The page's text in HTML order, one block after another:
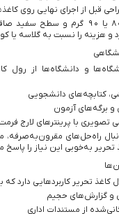
قبل از اجرای نهایی روی
کاغذ تحریر با گرماژ 80 یا 90
و هزینه را نسبت به گلاسه
و دانشگاه‌ها از رول
کتابچه‌های دانشجویی
و برگه‌های آزمون
تصویری با پرینترهای لارج
راه‌حل‌های مقرون‌به‌صرفه،
به‌خوبی این نیاز را پاسخ
کاغذ تحریر کاربردهایی دارد
و گزارش‌های حجیم
از مستندات اداری